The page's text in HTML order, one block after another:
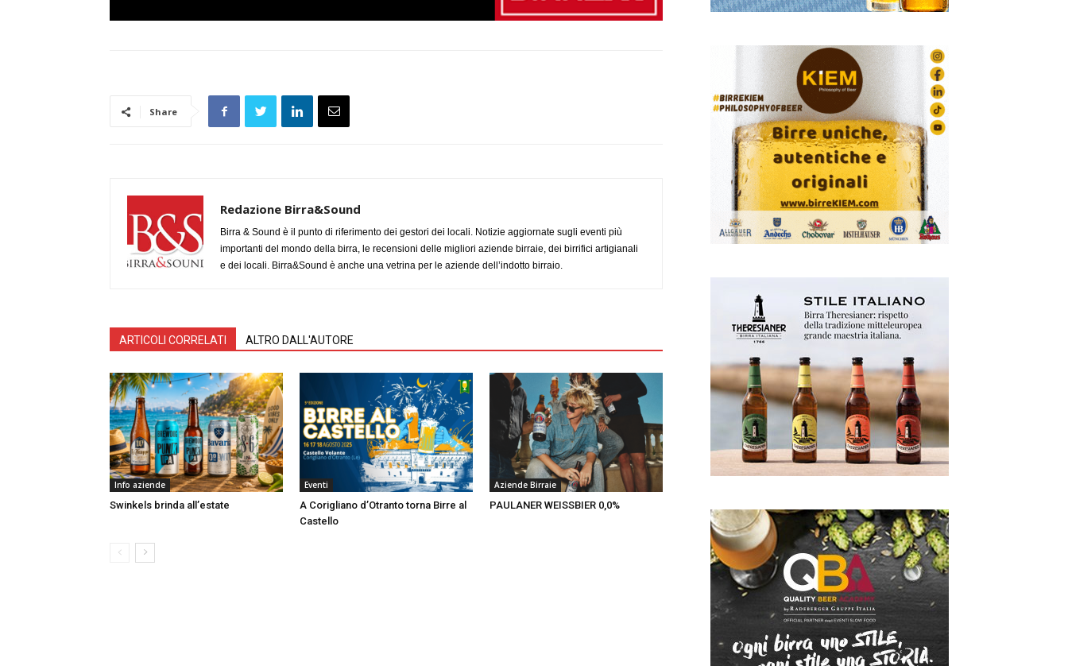
Share
Redazione Birra&Sound
Birra & Sound è il punto di riferimento dei gestori dei locali. Notizie aggiornate sugli eventi più
importanti del mondo della birra, le recensioni delle migliori aziende birraie, dei birrifici artigianali
e dei locali. Birra&Sound è anche una vetrina per le aziende dell’indotto birraio.
ARTICOLI CORRELATI ALTRO DALL'AUTORE
Info aziende
Swinkels brinda all’estate
Eventi
A Corigliano d’Otranto torna Birre al
Castello
Aziende Birraie
PAULANER WEISSBIER 0,0%